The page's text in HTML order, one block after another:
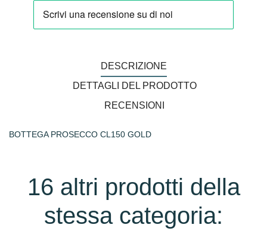
DESCRIZIONE
DETTAGLI DEL PRODOTTO
RECENSIONI
BOTTEGA PROSECCO CL150 GOLD
16 altri prodotti della
stessa categoria: